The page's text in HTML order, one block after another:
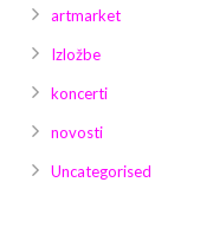
artmarket
Izložbe
koncerti
novosti
Uncategorised